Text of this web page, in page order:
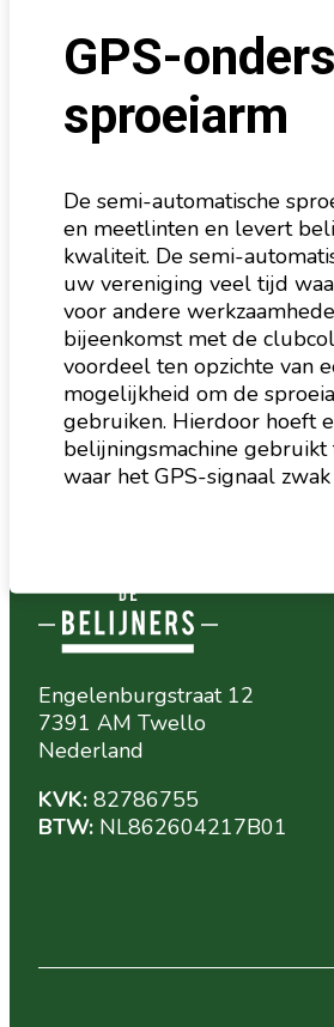
GPS-
sproeiarm
De semi-automatische
en meetlinten en levert
kwaliteit. De semi-
uw vereniging veel tijd
voor andere
bijeenkomst met de
voordeel ten opzichte van
mogelijkheid om de
gebruiken. Hierdoor hoeft
belijningsmachine
waar het GPS-signaal zwak
Engelenburgstraat 12
7391 AM Twello
Nederland
KVK: 82786755
BTW: NL862604217B01